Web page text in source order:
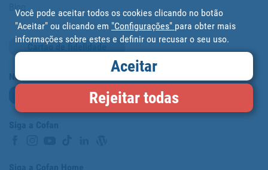
Blog
Cartão de fidelidade
Newsletter
Você pode aceitar todos os cookies clicando no botão
"Aceitar" ou clicando em "Configurações" para obter mais
informações sobre estes e definir ou recusar o seu uso.
Aceitar
Rejeitar todas